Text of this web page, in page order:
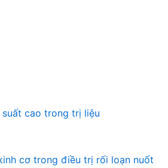
cao trong trị liệu
cơ trong điều trị rối loạn nuốt